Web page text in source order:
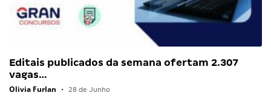
Editais publicados da semana ofertam 2.307
vagas…
Olivia Furlan • 28 de Junho